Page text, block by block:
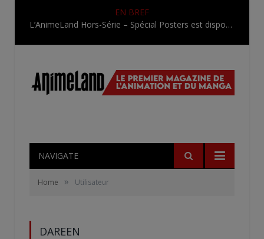
EN BREF
L’AnimeLand Hors-Série – Spécial Posters est disponible !
NAVIGATE
Home » Utilisateur
DAREEN